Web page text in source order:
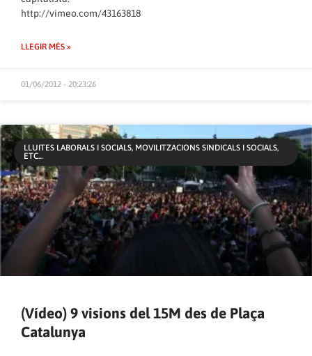
http://vimeo.com/43163818
LLEGIR MÉS »
01/06/2012 - 20:23:26
LLUITES LABORALS I SOCIALS, MOVILITZACIONS SINDICALS I SOCIALS,
ETC...
(Vídeo) 9 visions del 15M des de Plaça
Catalunya